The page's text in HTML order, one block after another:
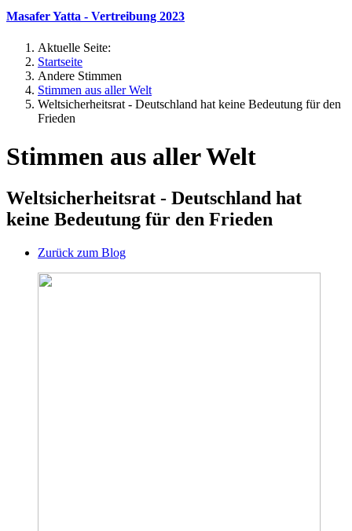
Masafer Yatta - Vertreibung 2023
Aktuelle Seite:
Startseite
Andere Stimmen
Stimmen aus aller Welt
Weltsicherheitsrat - Deutschland hat keine Bedeutung für den
Frieden
Stimmen aus aller Welt
Weltsicherheitsrat - Deutschland hat
keine Bedeutung für den Frieden
Zurück zum Blog